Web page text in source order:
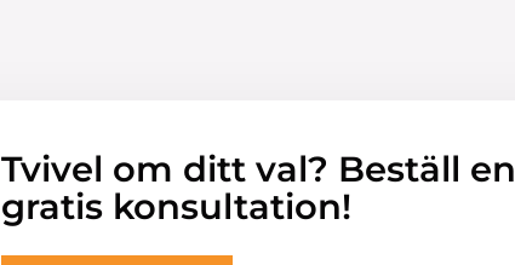
Tvivel om ditt val? Beställ en
gratis konsultation!